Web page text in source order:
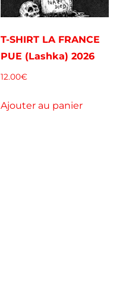
T-SHIRT LA FRANCE
PUE (Lashka) 2026
12.00€
Ajouter au panier